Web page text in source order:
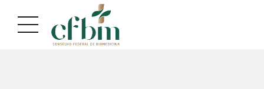
conteúdo
navegação